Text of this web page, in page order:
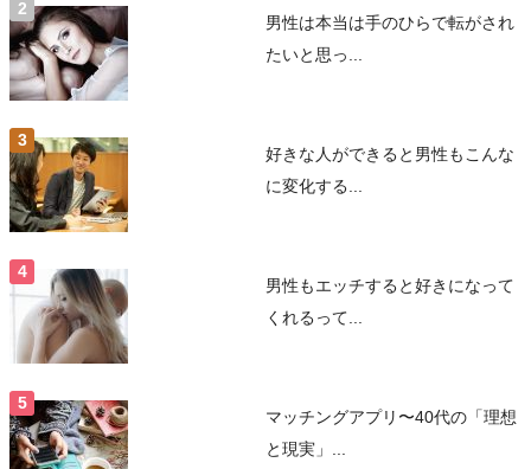
男性は本当は手のひらで転がされ
たいと思っ...
好きな人ができると男性もこんな
に変化する...
男性もエッチすると好きになって
くれるって...
マッチングアプリ〜40代の「理想
と現実」...